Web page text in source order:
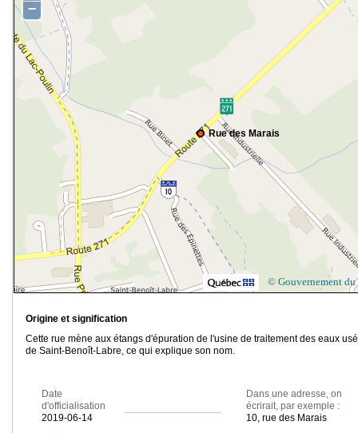
Rue des Marais
−
© Gouvernement du
Origine et signification
Cette rue mène aux étangs d'épuration de l'usine de traitement des eaux
de Saint-Benoît-Labre, ce qui explique son nom.
Date
d'officialisation
2019-06-14
Dans une adresse, on
écrirait, par exemple :
10, rue des Marais